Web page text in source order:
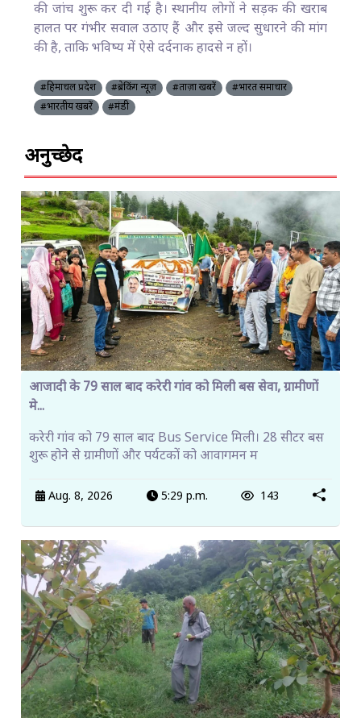
की जांच शुरू कर दी गई है। स्थानीय लोगों ने सड़क की खराब
हालत पर गंभीर सवाल उठाए हैं और इसे जल्द सुधारने की मांग
की है, ताकि भविष्य में ऐसे दर्दनाक हादसे न हों।
#हिमाचल प्रदेश #ब्रेकिंग न्यूज़ #ताज़ा खबरें
#भारत समाचार
#भारतीय खबरें
#मंडी
अनुच्छेद
आजादी के 79 साल बाद करेरी गांव को मिली बस सेवा, ग्रामीणों
मे...
करेरी गांव को 79 साल बाद Bus Service मिली। 28 सीटर बस
शुरू होने से ग्रामीणों और पर्यटकों को आवागमन म
Aug. 8, 2026 5:29 p.m. 143